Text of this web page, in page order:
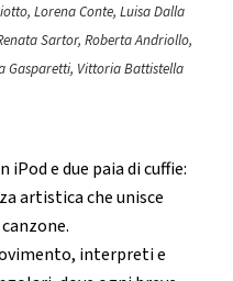
Lorena Conte, Luisa Dalla
Sartor, Roberta Andriollo,
Gasparetti, Vittoria Battistella
e due paia di cuffie:
artistica che unisce
interpreti e